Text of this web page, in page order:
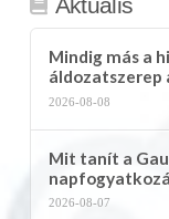
Mindig más a
áldozatszerep
2026-08-08
Mit tanít a
2026-08-07